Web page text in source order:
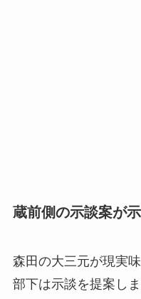
蔵前側の示談案が
森田の大三元が現実
部下は示談を提案しま